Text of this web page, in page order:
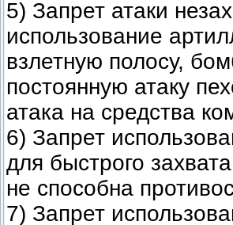
5) Запрет атаки
использование
взлетную полосу,
постоянную атаку
атака на средства
6) Запрет
для быстрого
не способна
7) Запрет